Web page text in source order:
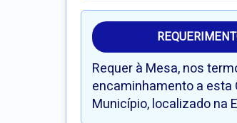
Requer à Mesa, nos
encaminhamento a esta
Município, localizado na